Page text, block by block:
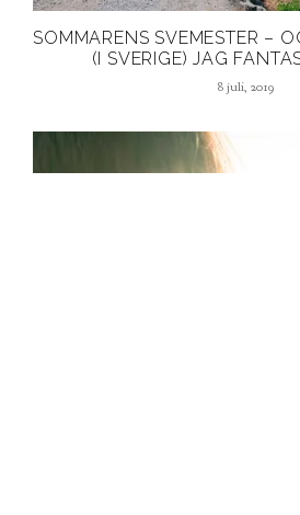
SOMMARENS SVEMESTER –
(I SVERIGE) JAG
8 juli, 2019